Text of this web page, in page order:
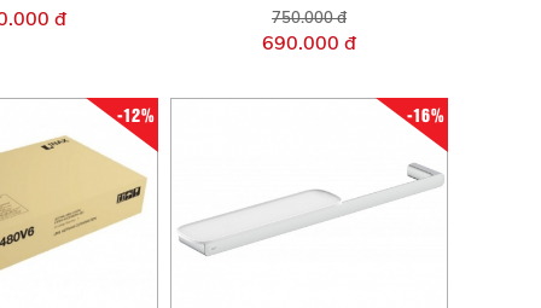
đ 750.000 đ
690.000 đ
-12% -16%